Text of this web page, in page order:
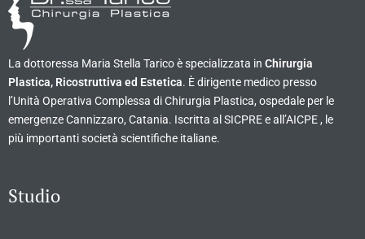
La dottoressa Maria Stella Tarico è specializzata in Chirurgia
Plastica, Ricostruttiva ed Estetica. È dirigente medico presso
l’Unità Operativa Complessa di Chirurgia Plastica, ospedale per le
emergenze Cannizzaro, Catania. Iscritta al SICPRE e all’AICPE , le
più importanti società scientifiche italiane.
Studio